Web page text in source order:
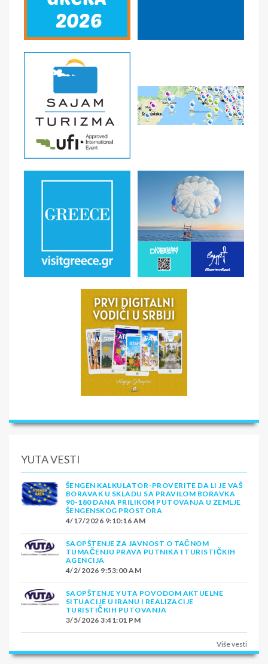
YUTA VESTI
ŠENGEN KALKULATOR-PROVERITE DA LI JE VAŠ
BORAVAK U SKLADU SA PRAVILOM BORAVKA
90-180 DANA PRILIKOM PUTOVANJA U ZEMLJE
ŠENGENSKOG PROSTORA
4/17/2026 9:10:16 AM
SAOPŠTENJE ZA JAVNOST O TAČNOM
TUMAČENJU PRAVA PUTNIKA I TURISTIČKIH
AGENCIJA
4/2/2026 9:53:00 AM
SAOPŠTENJE YUTA POVODOM AKTUELNE
SITUACIJE U IRANU I REALIZACIJE
TURISTIČKIH PUTOVANJA
3/5/2026 3:41:01 PM
Više vesti